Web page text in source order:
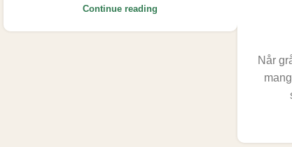
Continue reading
Når